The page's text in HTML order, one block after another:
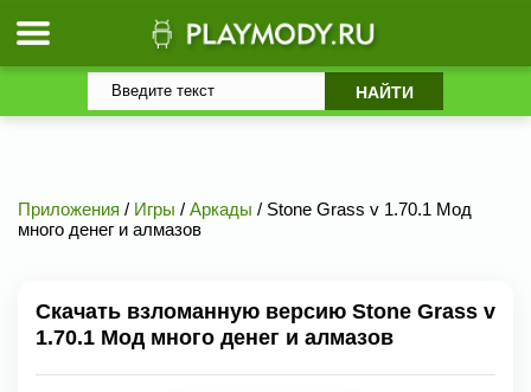
Приложения / Игры / Аркады / Stone Grass v 1.70.1 Мод
много денег и алмазов
Скачать взломанную версию Stone Grass v
1.70.1 Мод много денег и алмазов